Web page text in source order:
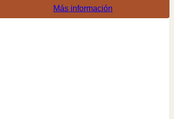
Más información